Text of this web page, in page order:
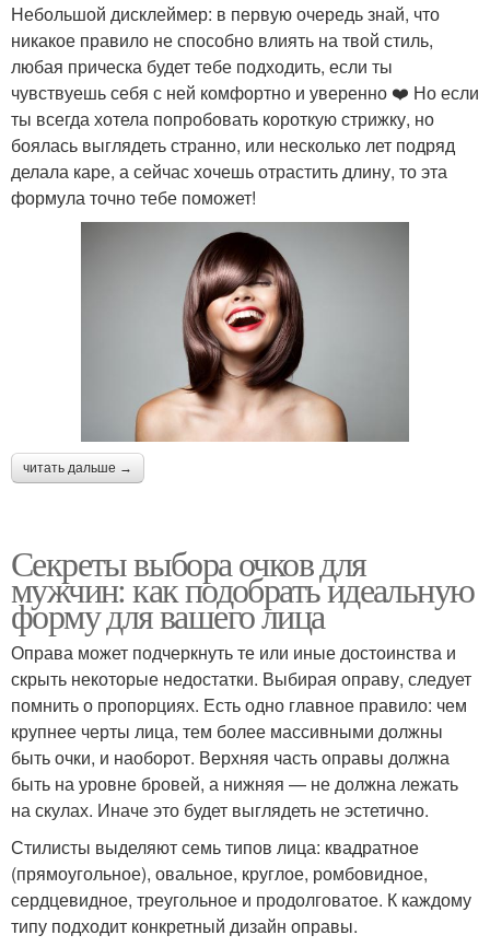
Небольшой дисклеймер: в первую очередь знай, что
никакое правило не способно влиять на твой стиль,
любая прическа будет тебе подходить, если ты
чувствуешь себя с ней комфортно и уверенно ❤️‍ Но если
ты всегда хотела попробовать короткую стрижку, но
боялась выглядеть странно, или несколько лет подряд
делала каре, а сейчас хочешь отрастить длину, то эта
формула точно тебе поможет!
читать дальше →
Секреты выбора очков для
мужчин: как подобрать идеальную
форму для вашего лица
Оправа может подчеркнуть те или иные достоинства и
скрыть некоторые недостатки. Выбирая оправу, следует
помнить о пропорциях. Есть одно главное правило: чем
крупнее черты лица, тем более массивными должны
быть очки, и наоборот. Верхняя часть оправы должна
быть на уровне бровей, а нижняя — не должна лежать
на скулах. Иначе это будет выглядеть не эстетично.
Стилисты выделяют семь типов лица: квадратное
(прямоугольное), овальное, круглое, ромбовидное,
сердцевидное, треугольное и продолговатое. К каждому
типу подходит конкретный дизайн оправы.